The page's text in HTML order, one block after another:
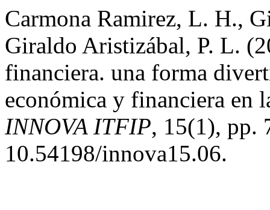
Carmona Ramirez, L. H.,
Giraldo Aristizábal, P. L.
financiera. una forma
económica y financiera en
INNOVA ITFIP, 15(1), pp.
10.54198/innova15.06.